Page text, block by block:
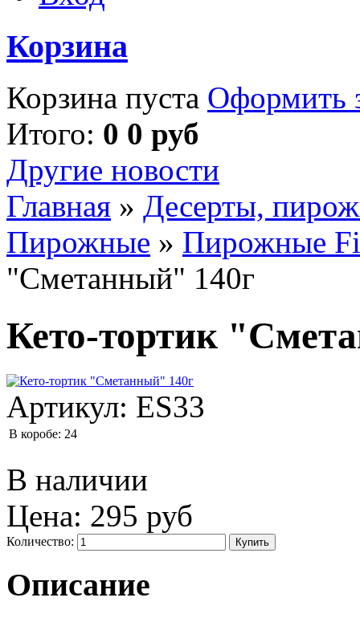
Корзина
Корзина пуста Оформить
Итого: 0 0 руб
Другие новости
Главная » Десерты,
Пирожные » Пирожные
"Сметанный" 140г
Кето-тортик
Артикул: ES33
В коробе: 24
В наличии
Цена: 295 руб
Количество:
Описание